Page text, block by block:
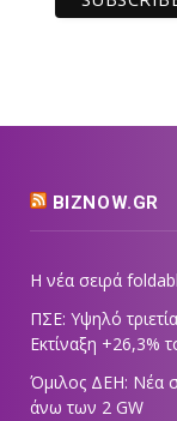
BIZNOW.GR
Η νέα σειρά
ΠΣΕ: Υψηλό
Εκτίναξη +26,3%
Όμιλος ΔΕΗ: Νέα
άνω των 2 GW